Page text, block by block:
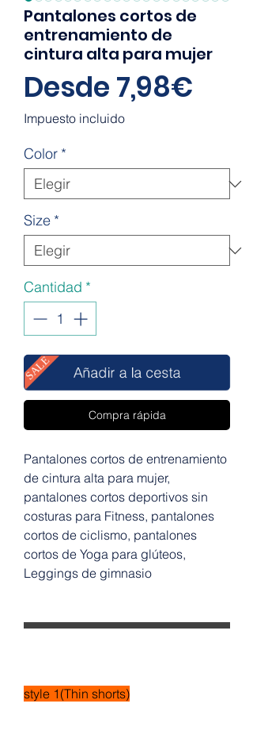
Pantalones cortos de
entrenamiento de
cintura alta para mujer
Desde 7,98€
Impuesto incluido
Color *
Size *
Cantidad *
Añadir a la cesta
SALE
Compra rápida
Pantalones cortos de entrenamiento
de cintura alta para mujer,
pantalones cortos deportivos sin
costuras para Fitness, pantalones
cortos de ciclismo, pantalones
cortos de Yoga para glúteos,
Leggings de gimnasio
style 1(Thin shorts)